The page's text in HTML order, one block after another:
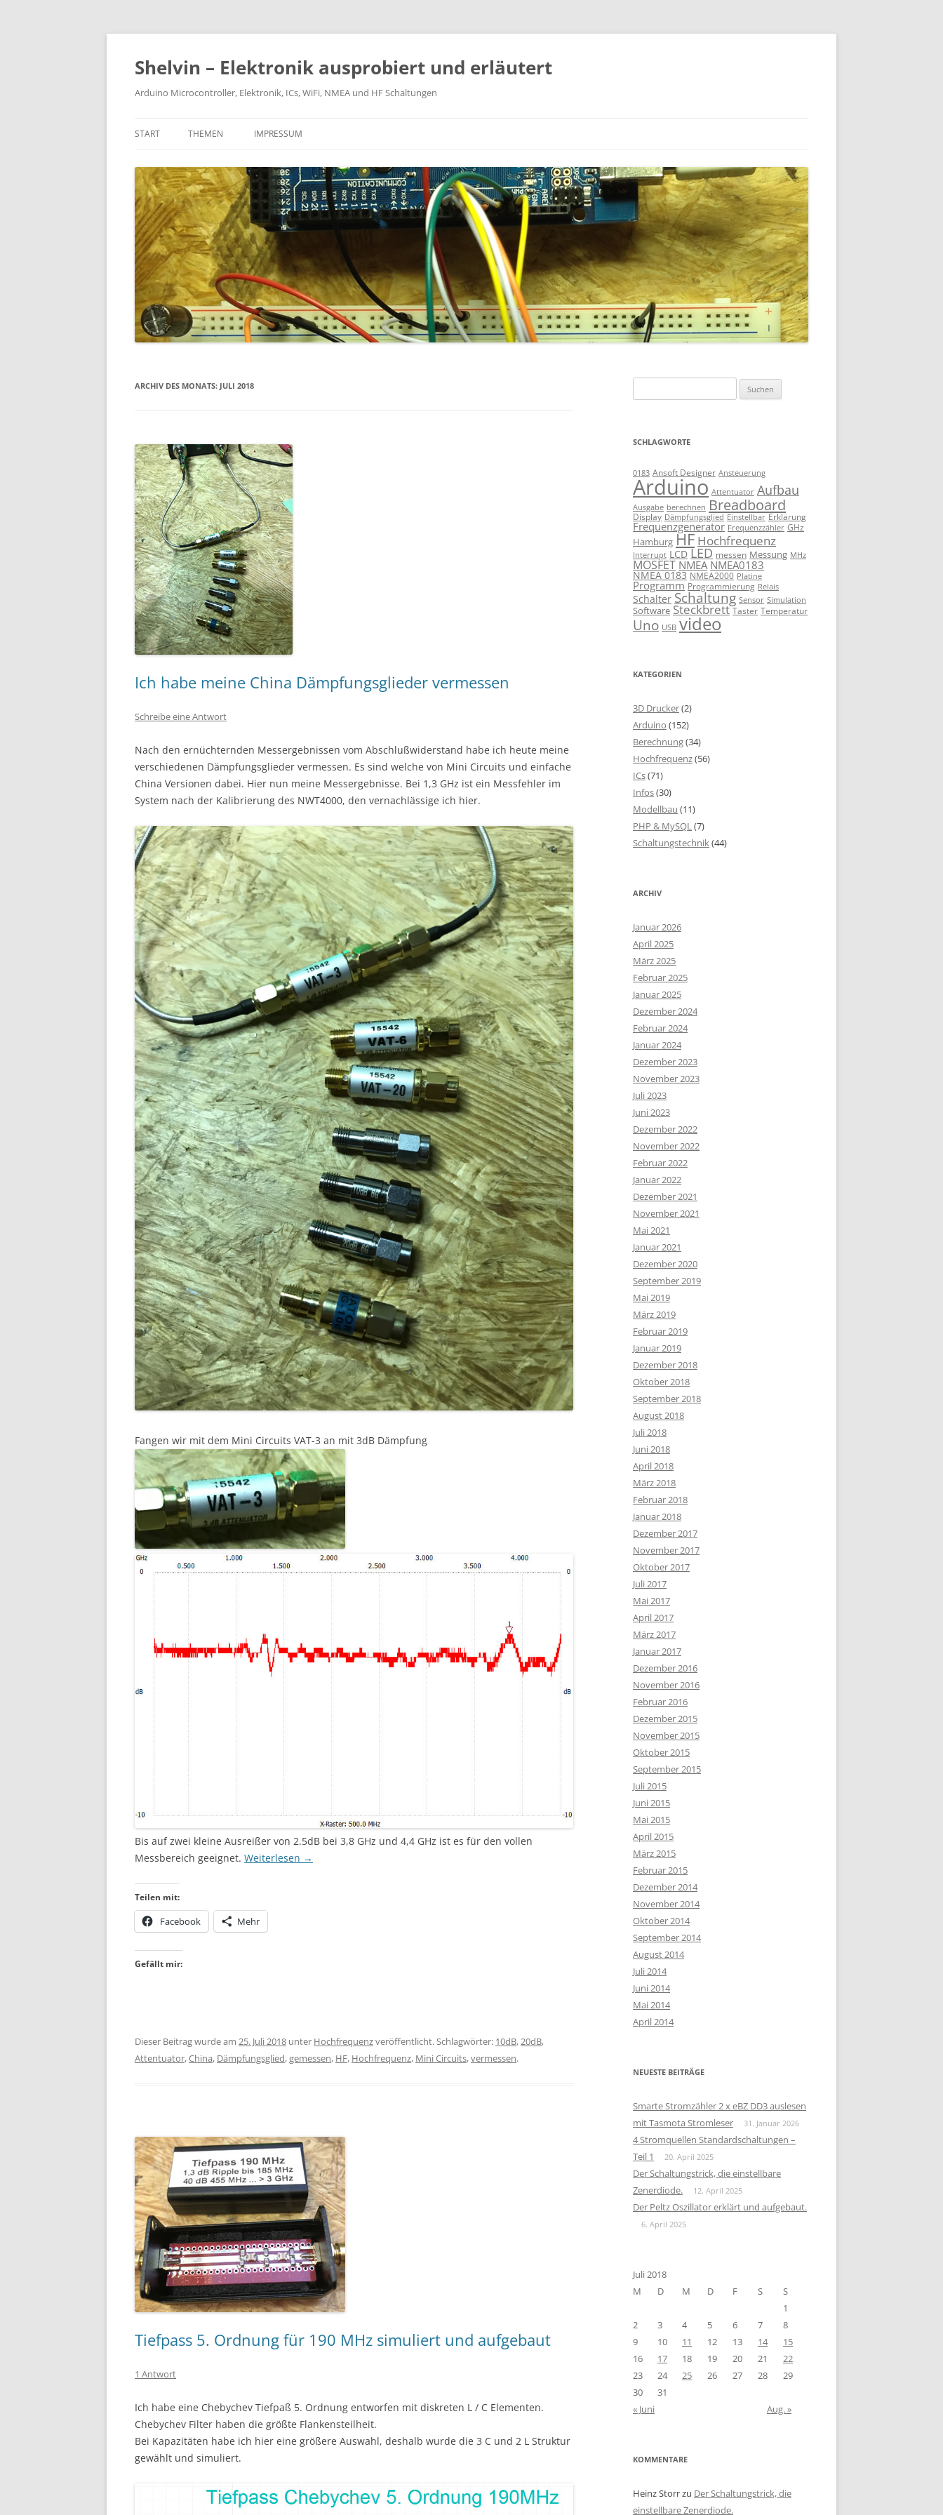
Zum
springen
Shelvin – Elektronik ausprobiert und erläutert
Arduino Microcontroller, Elektronik, ICs, WiFi, NMEA und HF Schaltungen
START THEMEN IMPRESSUM
ARCHIV DES MONATS: JULI 2018
Ich habe meine China Dämpfungsglieder vermessen
Schreibe eine Antwort
Nach den ernüchternden Messergebnissen vom Abschlußwiderstand habe ich heute meine
verschiedenen Dämpfungsglieder vermessen. Es sind welche von Mini Circuits und einfache
China Versionen dabei. Hier nun meine Messergebnisse. Bei 1,3 GHz ist ein Messfehler im
System nach der Kalibrierung des NWT4000, den vernachlässige ich hier.
Fangen wir mit dem Mini Circuits VAT-3 an mit 3dB Dämpfung
Bis auf zwei kleine Ausreißer von 2.5dB bei 3,8 GHz und 4,4 GHz ist es für den vollen
Messbereich geeignet. Weiterlesen →
Teilen mit:
Facebook Mehr
Gefällt mir:
Dieser Beitrag wurde am 25. Juli 2018 unter Hochfrequenzveröffentlicht. Schlagwörter: 10dB, 20dB,
Attentuator,China, Dämpfungsglied,gemessen, HF, Hochfrequenz, Mini Circuits,vermessen.
Tiefpass 5. Ordnung für 190 MHz simuliert und aufgebaut
1 Antwort
Ich habe eine Chebychev Tiefpaß 5. Ordnung entworfen mit diskreten L / C Elementen.
Chebychev Filter haben die größte Flankensteilheit.
Bei Kapazitäten habe ich hier eine größere Auswahl, deshalb wurde die 3 C und 2 L Struktur
gewählt und simuliert.
nach:
SCHLAGWORTE
0183 Ansoft Designer Ansteuerung
Arduino Attentuator Aufbau
Ausgabe berechnen Breadboard
Display Dämpfungsglied Einstellbar Erklärung
Frequenzgenerator Frequenzzähler GHz
Hamburg HF Hochfrequenz
Interrupt LCD LED messen Messung MHz
MOSFET NMEA NMEA0183
NMEA 0183 NMEA2000 Platine
Programm Programmierung Relais
Schalter Schaltung Sensor Simulation
Software Steckbrett Taster Temperatur
Uno USB video
KATEGORIEN
3D Drucker(2)
Arduino (152)
Berechnung(34)
Hochfrequenz(56)
ICs(71)
Infos(30)
Modellbau (11)
PHP & MySQL(7)
Schaltungstechnik(44)
ARCHIV
Januar 2026
April 2025
März 2025
Februar 2025
Januar 2025
Dezember 2024
Februar 2024
Januar 2024
Dezember 2023
November 2023
Juli 2023
Juni 2023
Dezember 2022
November 2022
Februar 2022
Januar 2022
Dezember 2021
November 2021
Mai 2021
Januar 2021
Dezember 2020
September 2019
Mai 2019
März 2019
Februar 2019
Januar 2019
Dezember 2018
Oktober 2018
September 2018
August 2018
Juli 2018
Juni 2018
April 2018
März 2018
Februar 2018
Januar 2018
Dezember 2017
November 2017
Oktober 2017
Juli 2017
Mai 2017
April 2017
März 2017
Januar 2017
Dezember 2016
November 2016
Februar 2016
Dezember 2015
November 2015
Oktober 2015
September 2015
Juli 2015
Juni 2015
Mai 2015
April 2015
März 2015
Februar 2015
Dezember 2014
November 2014
Oktober 2014
September 2014
August 2014
Juli 2014
Juni 2014
Mai 2014
April 2014
NEUESTE BEITRÄGE
Smarte Stromzähler 2 x eBZ DD3 auslesen
mit Tasmota Stromleser
31. Januar 2026
4 Stromquellen Standardschaltungen –
Teil 1
20. April 2025
Der Schaltungstrick, die einstellbare
Zenerdiode.
12. April 2025
Der Peltz Oszillator erklärt und aufgebaut.
6. April 2025
Juli 2018
M
D M D F S
S
1
2
3 4 5 6 7
8
9
10 11 12 13 14
15
16
17 18 19 20 21
22
23
24 25 26 27 28
29
30
31
« Juni
Aug. »
KOMMENTARE
Heinz Storrzu Der Schaltungstrick, die
einstellbare Zenerdiode.